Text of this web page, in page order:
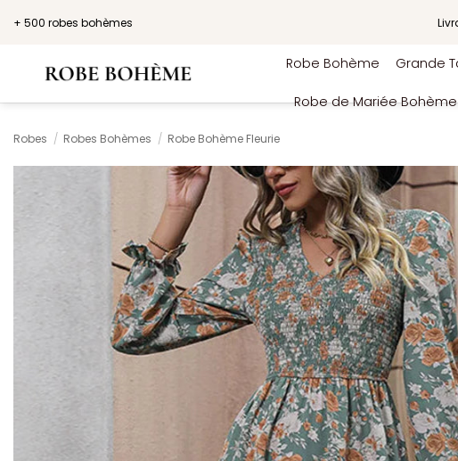
+ 500 robes bohèmes
Robe Bohème Grande
Robe de Mariée Bohème
Robes / Robes Bohèmes / Robe Bohème Fleurie